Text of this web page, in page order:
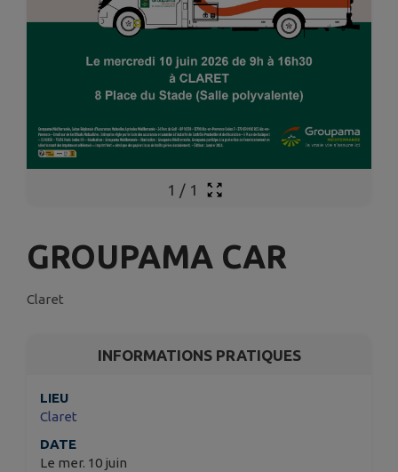
1 / 1
GROUPAMA CAR
Claret
INFORMATIONS PRATIQUES
LIEU
Claret
DATE
Le mer. 10 juin